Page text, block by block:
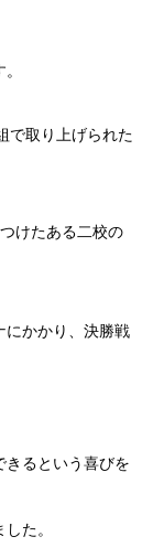
で取り上げられた
けたある二校の
にかかり、決勝戦
るという喜びを
た。